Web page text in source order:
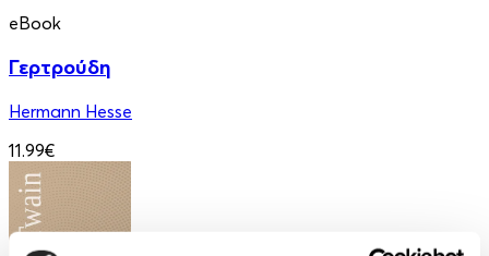
eBook
Γερτρούδη
Hermann Hesse
11.99€